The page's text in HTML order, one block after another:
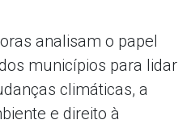
analisam o papel
municípios para lidar
climáticas, a
e direito à